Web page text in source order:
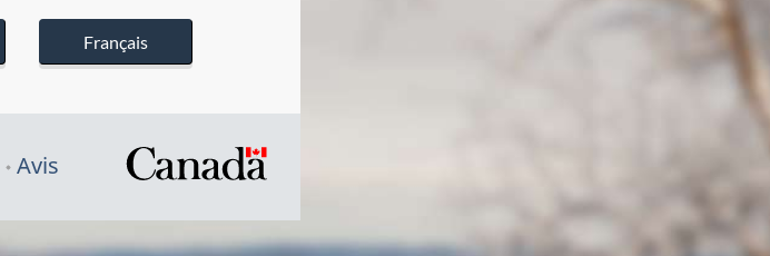
Français
Avis
/
du